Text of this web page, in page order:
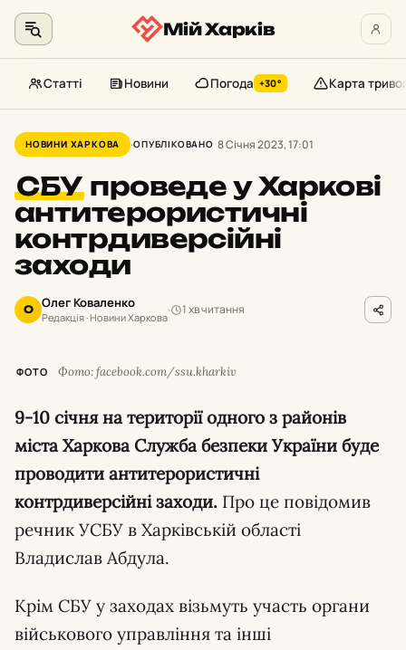
до
контенту
Мій Харків
Статті Новини Погода +30° Карта
НОВИНИ ХАРКОВА ОПУБЛІКОВАНО 8 Січня 2023, 17:01
СБУпроведе у Харкові
антитерористичні
контрдиверсійні
заходи
О Олег Коваленко
Редакція · Новини Харкова
1 хв читання
ФОТО Фото: facebook.com/ssu.kharkiv
9-10 січня на території одного з районів
міста Харкова Служба безпеки України буде
проводити антитерористичні
контрдиверсійні заходи. Про це повідомив
речник УСБУ в Харківській області
Владислав Абдула.
Крім СБУ у заходах візьмуть участь органи
військового управління та інші